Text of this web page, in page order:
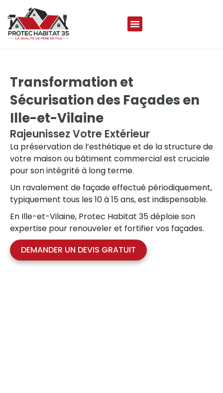
Transformation et
Sécurisation des Façades en
Ille-et-Vilaine
Rajeunissez Votre Extérieur
La préservation de l’esthétique et de la structure de
votre maison ou bâtiment commercial est cruciale
pour son intégrité à long terme.
Un ravalement de façade effectué périodiquement,
typiquement tous les 10 à 15 ans, est indispensable.
En Ille-et-Vilaine, Protec Habitat 35 déploie son
expertise pour renouveler et fortifier vos façades.
DEMANDER UN DEVIS GRATUIT